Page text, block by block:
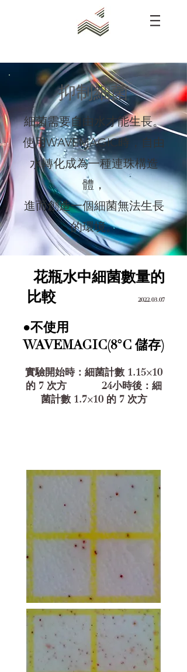
抑制細菌
細菌需要自由水才能生長。
使用WAVEMAGIC時，自由
水轉化成為一種連珠構造
體，
進而創造一個細菌無法生長
的環境。
花瓶水中細菌數量的
比較
2022.03.07
●不使用
WAVEMAGIC(8°C 儲存)
實驗開始時：細菌計數 1.15×10
的 7 次方 24小時後：細
菌計數 1.7×10 的 7 次方